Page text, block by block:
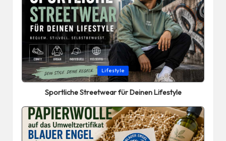
Posted
in
Lifestyle
Sportliche Streetwear für Deinen Lifestyle